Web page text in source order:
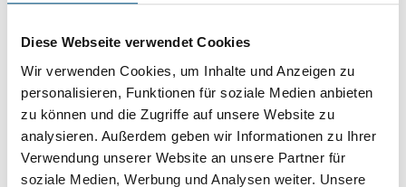
Diese Webseite verwendet Cookies
Wir verwenden Cookies, um Inhalte und Anzeigen zu
personalisieren, Funktionen für soziale Medien anbieten
zu können und die Zugriffe auf unsere Website zu
analysieren. Außerdem geben wir Informationen zu Ihrer
Verwendung unserer Website an unsere Partner für
soziale Medien, Werbung und Analysen weiter. Unsere